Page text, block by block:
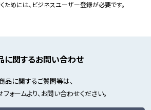
ためには、ビジネスユーザー登録が必要です。
に関するお問い合わせ
品に関するご質問等は、
ォームより、お問い合わせください。